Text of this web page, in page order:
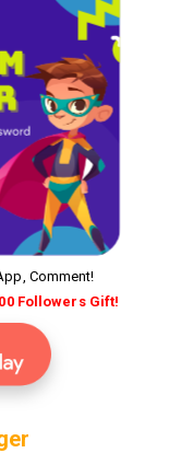
Comment!
Followers Gift!